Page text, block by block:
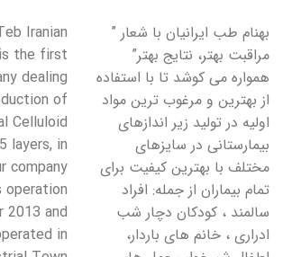
بهنام طب ایرانیان با شعار ”
مراقبت بهتر، نتایج بهتر”
همواره می کوشد تا با استفاده
از بهترین و مرغوب ترین مواد
اولیه در تولید زیر اندازهای
بیمارستانی در سایزهای
مختلف با بهترین کیفیت برای
تمام بیماران از جمله: افراد
سالمند ، کودکان دچار شب
ادراری ، خانم های باردار،
Iranian
the first
dealing
of
Celluloid
layers, in
company
operation
2013 and
in